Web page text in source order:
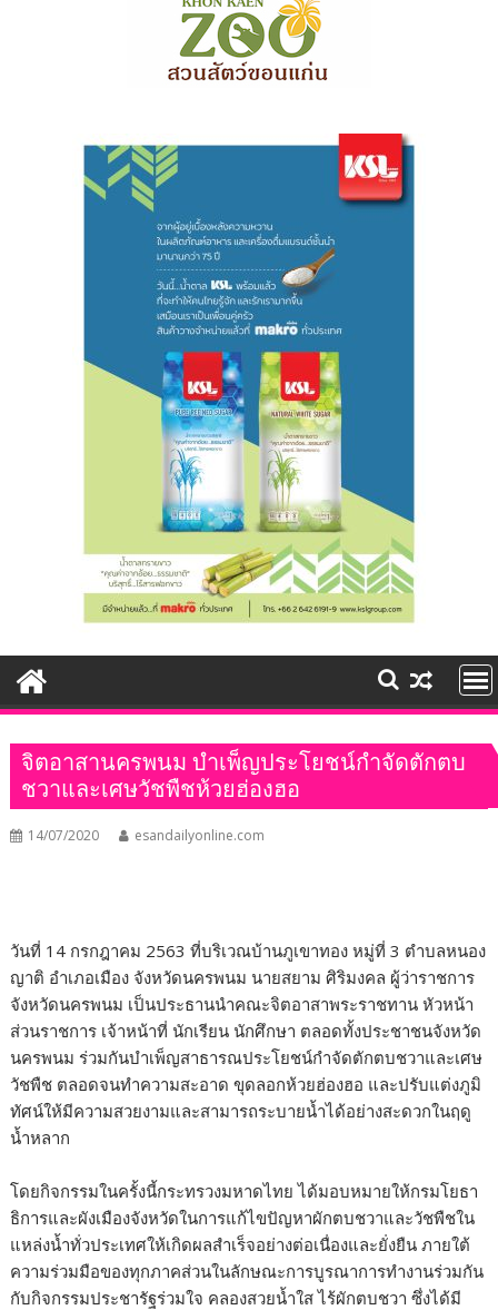
จิตอาสานครพนม บำเพ็ญประโยชน์กำจัดตักตบ
ชวาและเศษวัชพืชห้วยฮ่องฮอ
14/07/2020 esandailyonline.com
วันที่ 14 กรกฎาคม 2563 ที่บริเวณบ้านภูเขาทอง หมู่ที่ 3 ตำบลหนอง
ญาติ อำเภอเมือง จังหวัดนครพนม นายสยาม ศิริมงคล ผู้ว่าราชการ
จังหวัดนครพนม เป็นประธานนำคณะจิตอาสาพระราชทาน หัวหน้า
ส่วนราชการ เจ้าหน้าที่ นักเรียน นักศึกษา ตลอดทั้งประชาชนจังหวัด
นครพนม ร่วมกันบำเพ็ญสาธารณประโยชน์กำจัดตักตบชวาและเศษ
วัชพืช ตลอดจนทำความสะอาด ขุดลอกห้วยฮ่องฮอ และปรับแต่งภูมิ
ทัศน์ให้มีความสวยงามและสามารถระบายน้ำได้อย่างสะดวกในฤดู
น้ำหลาก
โดยกิจกรรมในครั้งนี้กระทรวงมหาดไทย ได้มอบหมายให้กรมโยธา
ธิการและผังเมืองจังหวัดในการแก้ไขปัญหาผักตบชวาและวัชพืชใน
แหล่งน้ำทั่วประเทศให้เกิดผลสำเร็จอย่างต่อเนื่องและยั่งยืน ภายใต้
ความร่วมมือของทุกภาคส่วนในลักษณะการบูรณาการทำงานร่วมกัน
กับกิจกรรมประชารัฐร่วมใจ คลองสวยน้ำใส ไร้ผักตบชวา ซึ่งได้มี